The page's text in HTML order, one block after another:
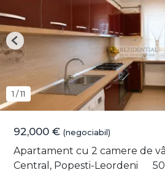
92,000 € (negociabil)
Apartament cu 2 camere de
Central, Popesti-Leordeni
1 /11
Previous